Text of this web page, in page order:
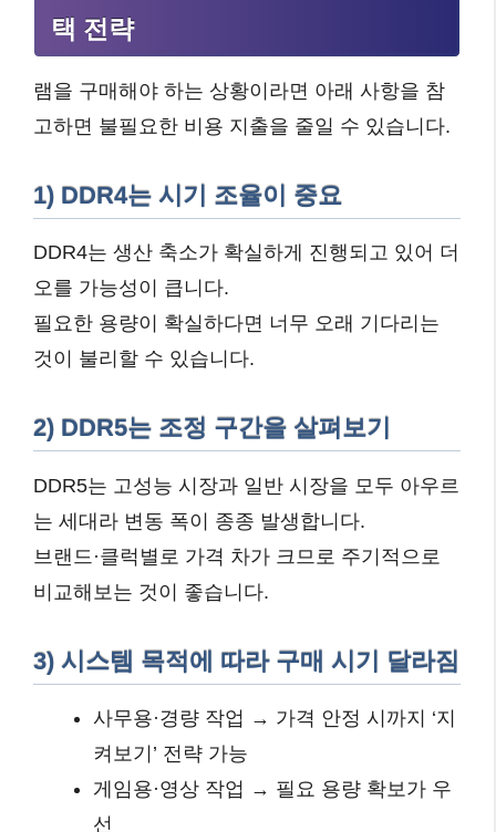
택 전략
램을 구매해야 하는 상황이라면 아래 사항을 참
고하면 불필요한 비용 지출을 줄일 수 있습니다.
1) DDR4는 시기 조율이 중요
DDR4는 생산 축소가 확실하게 진행되고 있어 더
오를 가능성이 큽니다.
필요한 용량이 확실하다면 너무 오래 기다리는
것이 불리할 수 있습니다.
2) DDR5는 조정 구간을 살펴보기
DDR5는 고성능 시장과 일반 시장을 모두 아우르
는 세대라 변동 폭이 종종 발생합니다.
브랜드·클럭별로 가격 차가 크므로 주기적으로
비교해보는 것이 좋습니다.
3) 시스템 목적에 따라 구매 시기 달라짐
사무용·경량 작업 → 가격 안정 시까지 ‘지
켜보기’ 전략 가능
게임용·영상 작업 → 필요 용량 확보가 우
선